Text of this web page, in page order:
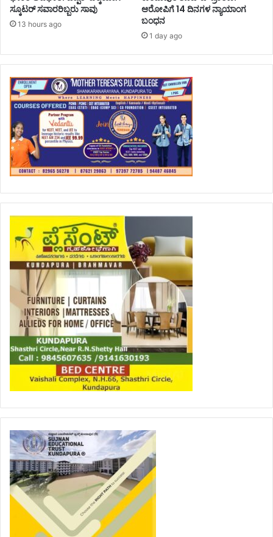
ಸ್ಕೂಟರ್ ಸವಾರರಿಬ್ಬರು ಸಾವು
13 hours ago
ಆರೋಪಿಗೆ 14 ದಿನಗಳ ನ್ಯಾಯಾಂಗ
ಬಂಧನ
1 day ago